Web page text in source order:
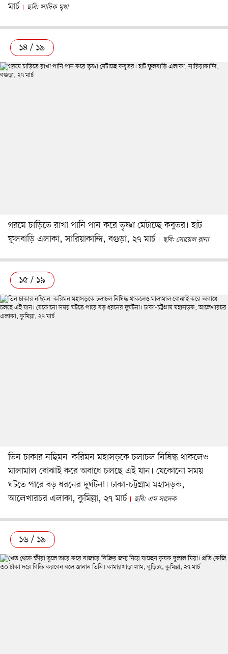
মার্চ
ছবি: সাদিক মৃধা
১৪ / ১৯
গরমে চাড়িতে রাখা পানি পান করে তৃষ্ণা মেটাচ্ছে কবুতর। হাট
ফুলবাড়ি এলাকা, সারিয়াকান্দি, বগুড়া, ২৭ মার্চ
ছবি: সোয়েল রানা
১৫ / ১৯
তিন চাকার নছিমন–করিমন মহাসড়কে চলাচল নিষিদ্ধ থাকলেও
মালামাল বোঝাই করে অবাধে চলছে এই যান। যেকোনো সময়
ঘটতে পারে বড় ধরনের দুর্ঘটনা। ঢাকা-চট্টগ্রাম মহাসড়ক,
আলেখারচর এলাকা, কুমিল্লা, ২৭ মার্চ
ছবি: এম সাদেক
১৬ / ১৯